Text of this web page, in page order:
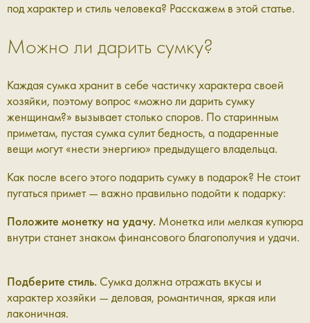
под характер и стиль человека? Расскажем в этой статье.
Можно ли дарить сумку?
Каждая сумка хранит в себе частичку характера своей
хозяйки, поэтому вопрос «можно ли дарить сумку
женщинам?» вызывает столько споров. По старинным
приметам, пустая сумка сулит бедность, а подаренные
вещи могут «нести энергию» предыдущего владельца.
Как после всего этого подарить сумку в подарок? Не стоит
пугаться примет — важно правильно подойти к подарку:
Положите монетку на удачу. Монетка или мелкая купюра
внутри станет знаком финансового благополучия и удачи.
Подберите стиль. Сумка должна отражать вкусы и
характер хозяйки — деловая, романтичная, яркая или
лаконичная.